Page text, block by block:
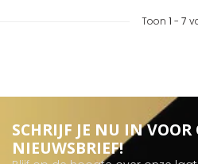
Toon 1 - 7
SCHRIJF JE NU IN VOOR
NIEUWSBRIEF!